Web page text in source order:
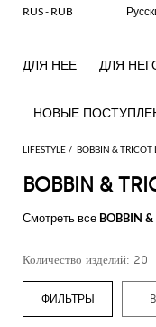
LIFESTYLE BOBBIN & TRICOT
BOBBIN &
Смотреть все BOBBIN
Количество изделий: 20
НОВЫЕ
Посмотреть
лампы
Посмотреть
аксессуары
аксессуары
диффузоры
Посмотреть
белье
кувшины
посуда
Посмотреть
дома
Покрывала
и одеяла
Посмотреть
халаты
пляжные
полотенца
Посмотреть
аксессуары
Посмотреть
Аксессуары
ДЛЯ НЕЕ ДЛЯ
RUS - RUB
日本語